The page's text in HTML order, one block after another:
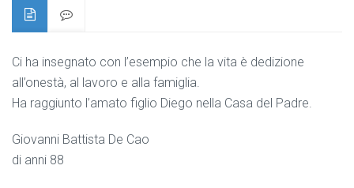
Ci ha insegnato con l’esempio che la vita è dedizione
all’onestà, al lavoro e alla famiglia.
Ha raggiunto l’amato figlio Diego nella Casa del Padre.
Giovanni Battista De Cao
di anni 88